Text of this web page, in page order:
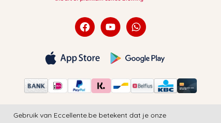
Gebruik van Eccellente.be betekent dat je onze